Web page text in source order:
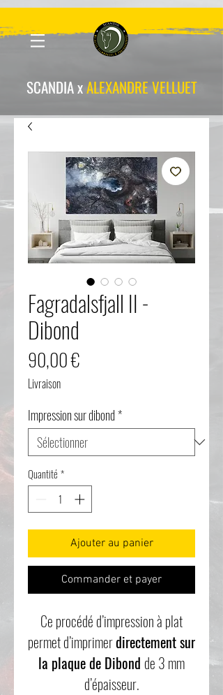
SCANDIA xALEXANDRE VELLUET
Fagradalsfjall II -
Dibond
90,00 €
Livraison
Impression sur dibond*
Quantité *
Ajouter au panier
Commander et payer
Ce procédé d’impression à plat
permet d’imprimerdirectement sur
la plaque de Dibond de 3 mm
d’épaisseur.